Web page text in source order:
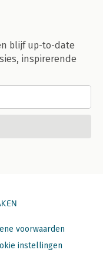
blijf up-to-date
inspirerende
voorwaarden
instellingen